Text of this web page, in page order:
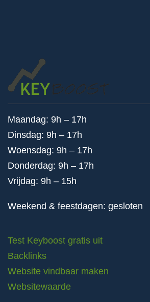
Maandag: 9h – 17h
Dinsdag: 9h – 17h
Woensdag: 9h – 17h
Donderdag: 9h – 17h
Vrijdag: 9h – 15h
Weekend & feestdagen: gesloten
Test Keyboost gratis uit
Backlinks
Website vindbaar maken
Websitewaarde